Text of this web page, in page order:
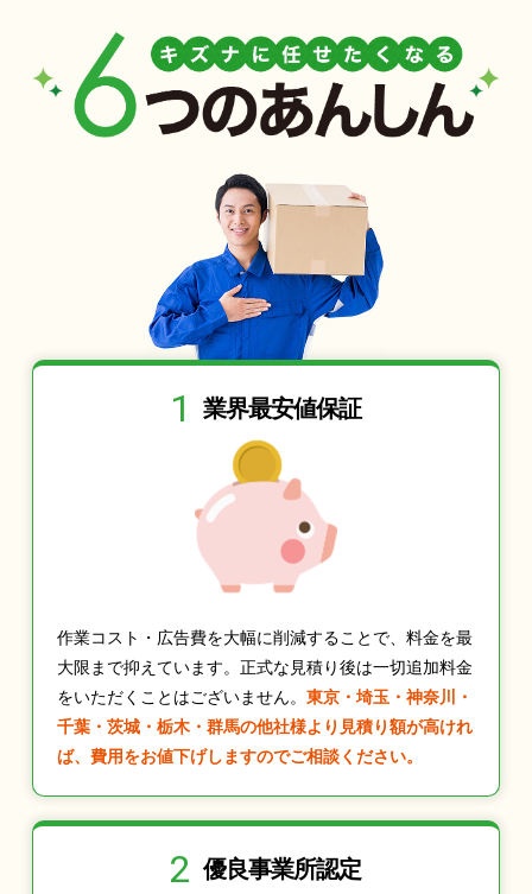
1 業界最安値保証
作業コスト・広告費を大幅に削減することで、料金を最
大限まで抑えています。正式な見積り後は一切追加料金
をいただくことはございません。 東京・埼玉・神奈川・
千葉・茨城・栃木・群馬の他社様より見積り額が高けれ
ば、費用をお値下げしますのでご相談ください。
2 優良事業所認定